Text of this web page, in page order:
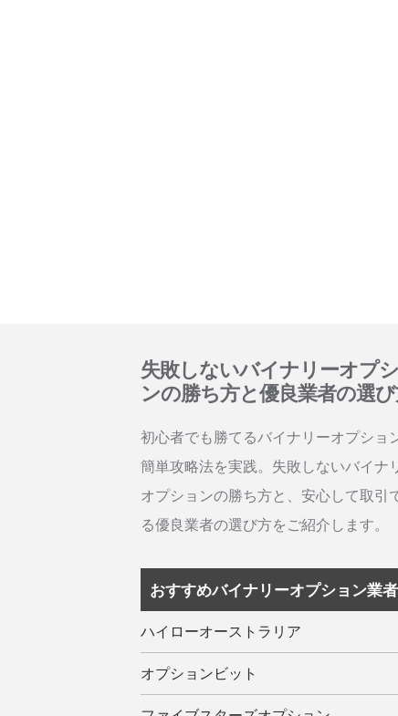
失敗しないバイナリーオプ
ンの勝ち方と優良業者の選
初心者でも勝てるバイナリーオプショ
簡単攻略法を実践。失敗しないバイナ
オプションの勝ち方と、安心して取引
る優良業者の選び方をご紹介します。
おすすめバイナリーオプション業者
ハイローオーストラリア
オプションビット